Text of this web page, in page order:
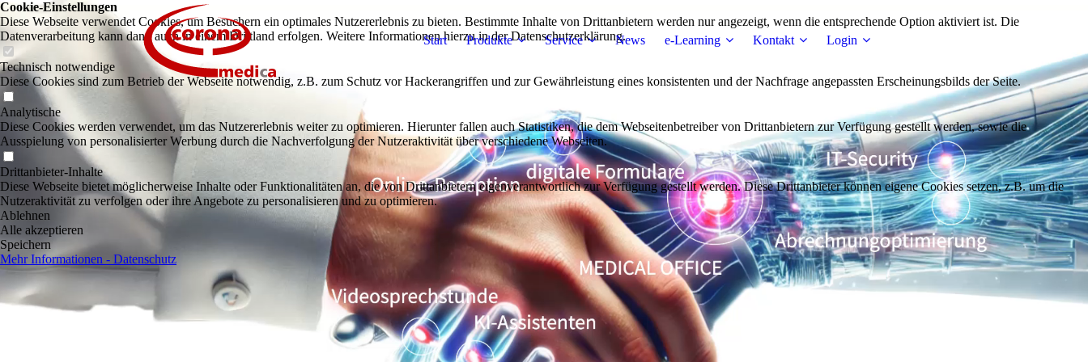
Start Produkte Service News e-Learning Kontakt Login
Cookie-Einstellungen
Diese Webseite verwendet Cookies, um Besuchern ein optimales Nutzererlebnis zu bieten. Bestimmte Inhalte von Drittanbietern werden nur angezeigt, wenn die entsprechende Option aktiviert ist. Die
Datenverarbeitung kann dann auch in einem Drittland erfolgen. Weitere Informationen hierzu in der Datenschutzerklärung.
Technisch notwendige
Diese Cookies sind zum Betrieb der Webseite notwendig, z.B. zum Schutz vor Hackerangriffen und zur Gewährleistung eines konsistenten und der Nachfrage angepassten Erscheinungsbilds der Seite.
Analytische
Diese Cookies werden verwendet, um das Nutzererlebnis weiter zu optimieren. Hierunter fallen auch Statistiken, die dem Webseitenbetreiber von Drittanbietern zur Verfügung gestellt werden, sowie die
Ausspielung von personalisierter Werbung durch die Nachverfolgung der Nutzeraktivität über verschiedene Webseiten.
Drittanbieter-Inhalte
Diese Webseite bietet möglicherweise Inhalte oder Funktionalitäten an, die von Drittanbietern eigenverantwortlich zur Verfügung gestellt werden. Diese Drittanbieter können eigene Cookies setzen, z.B. um die
Nutzeraktivität zu verfolgen oder ihre Angebote zu personalisieren und zu optimieren.
Ablehnen
Alle akzeptieren
Speichern
Mehr Informationen - Datenschutz